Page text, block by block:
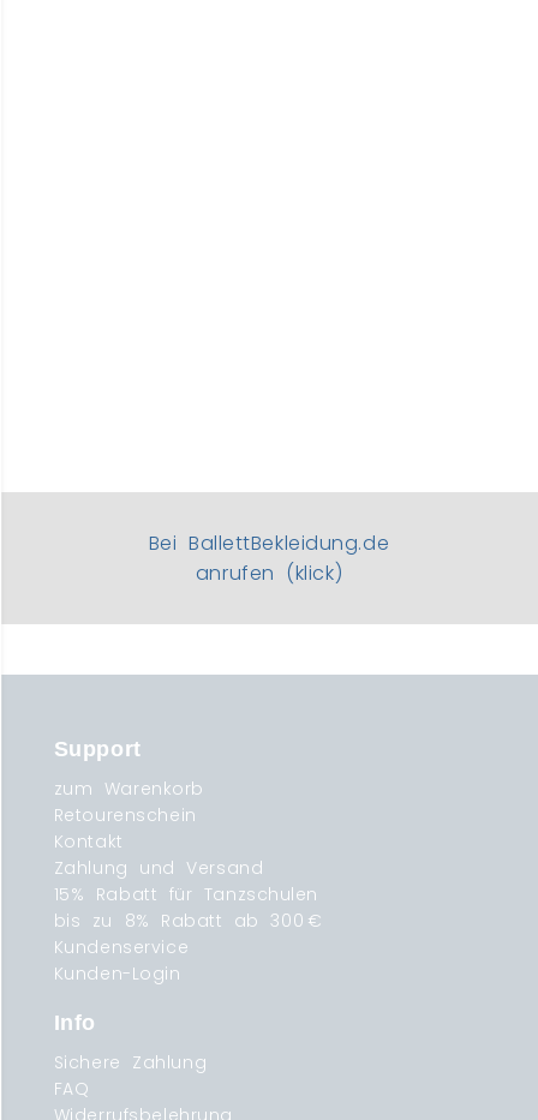
Bei BallettBekleidung.de
anrufen (klick)
Support
zum Warenkorb
Retourenschein
Kontakt
Zahlung und Versand
15% Rabatt für Tanzschulen
bis zu 8% Rabatt ab 300 €
Kundenservice
Kunden-Login
Info
Sichere Zahlung
FAQ
Widerrufsbelehrung